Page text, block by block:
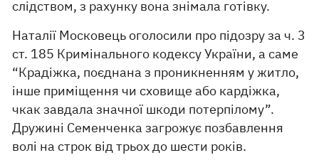
слідством, з рахунку вона знімала готівку.
Наталії Московець оголосили про підозру за ч. 3
ст. 185 Кримінального кодексу України, а саме
“Крадіжка, поєднана з проникненням у житло,
інше приміщення чи сховище або кардіжка,
чкак завдала значної шкоди потерпілому”.
Дружині Семенченка загрожує позбавлення
волі на строк від трьох до шести років.